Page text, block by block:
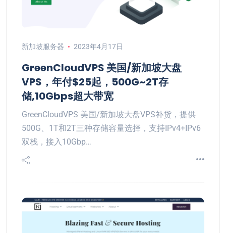
新加坡服务器 2023年4月17日
GreenCloudVPS 美国/新加坡大盘
VPS，年付$25起，500G~2T存
储,10Gbps超大带宽
GreenCloudVPS 美国/新加坡大盘VPS补货，提供
500G、1T和2T三种存储容量选择，支持IPv4+IPv6
双栈，接入10Gbp…